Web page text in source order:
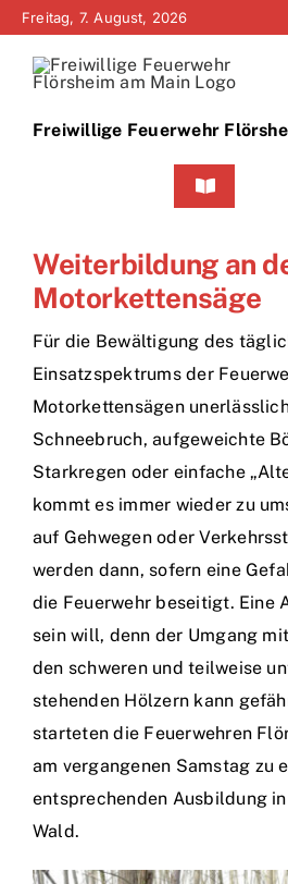
Zum
springen
Freitag, 7. August, 2026
Freiwillige Feuerwehr
Toggle
Neuigkeiten
Über uns
Technik
Einsätze
Weiterbildung an
Motorkettensäge
Für die Bewältigung des
Einsatzspektrums der
Motorkettensägen
Schneebruch, aufgeweichte
Starkregen oder einfache
kommt es immer wieder zu
auf Gehwegen oder
werden dann, sofern eine
die Feuerwehr beseitigt. Eine
sein will, denn der Umgang
den schweren und teilweise
stehenden Hölzern kann
starteten die Feuerwehren
am vergangenen Samstag zu
entsprechenden Ausbildung
Wald.